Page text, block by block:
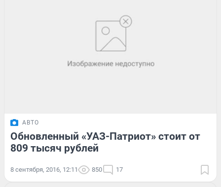
АВТО
Обновленный «УАЗ-Патриот» стоит от
809 тысяч рублей
8 сентября, 2016, 12:11 850 17